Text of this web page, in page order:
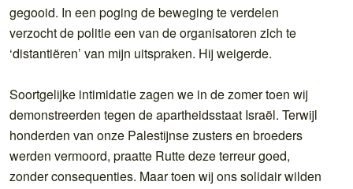
gegooid. In een poging de beweging te verdelen
verzocht de politie een van de organisatoren zich te
‘distantiëren’ van mijn uitspraken. Hij weigerde.
Soortgelijke intimidatie zagen we in de zomer toen wij
demonstreerden tegen de apartheidsstaat Israël. Terwijl
honderden van onze Palestijnse zusters en broeders
werden vermoord, praatte Rutte deze terreur goed,
zonder consequenties. Maar toen wij ons solidair wilden